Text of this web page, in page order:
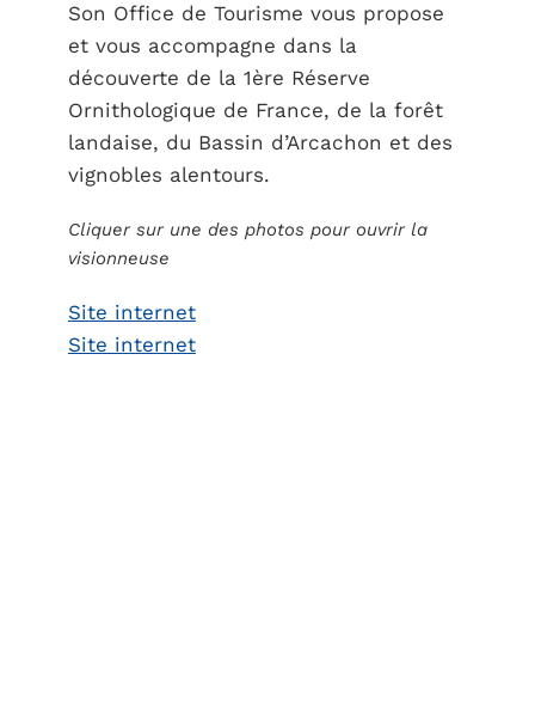
Son Office de Tourisme vous propose
et vous accompagne dans la
découverte de la 1ère Réserve
Ornithologique de France, de la forêt
landaise, du Bassin d’Arcachon et des
vignobles alentours.
Cliquer sur une des photos pour ouvrir la
visionneuse
Site internet
Site internet